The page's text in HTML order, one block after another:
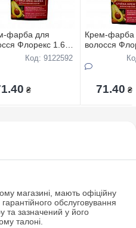
фарба для
Флорекс 1.6
чорний
Код: 9122592
₴
Крем-фарба
волосся
Ультра-
71.40 ₴
магазині, мають офіційну
обслуговування
та зазначений у його
талоні.